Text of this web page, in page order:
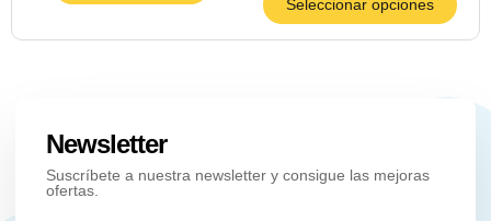
Seleccionar opciones
Newsletter
Suscríbete a nuestra newsletter y consigue las mejoras
ofertas.